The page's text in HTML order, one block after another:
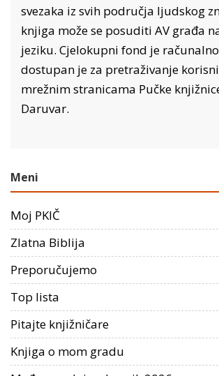
svezaka iz svih područja ljudskog
knjiga može se posuditi AV građa
jeziku. Cjelokupni fond je
dostupan je za pretraživanje
mrežnim stranicama Pučke
Daruvar.
Meni
Moj PKIČ
Zlatna Biblija
Preporučujemo
Top lista
Pitajte knjižničare
Knjiga o mom gradu